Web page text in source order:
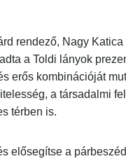
rendező, Nagy Katica
a Toldi lányok
kombinációját
a társadalmi
térben is.
elősegítse a